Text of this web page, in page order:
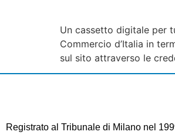
Un cassetto digitale per
Commercio d’Italia in
sul sito attraverso le
Registrato al Tribunale di Milano nel